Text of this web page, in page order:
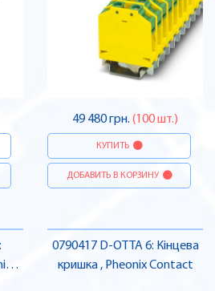
49 480 грн. (100 шт.)
КУПИТЬ
ДОБАВИТЬ В КОРЗИНУ
0790417 D-OTTA 6: Кінцева
кришка , Pheonix Contact